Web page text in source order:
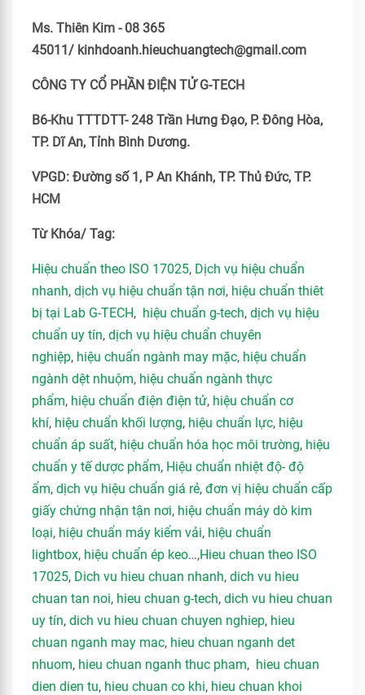
Ms. Thiên Kim - 08 365
45011/ kinhdoanh.hieuchuangtech@gmail.com
CÔNG TY CỔ PHẦN ĐIỆN TỬ G-TECH
B6-Khu TTTDTT- 248 Trần Hưng Đạo, P. Đông Hòa,
TP. Dĩ An, Tỉnh Bình Dương.
VPGD: Đường số 1, P An Khánh, TP. Thủ Đức, TP.
HCM
Từ Khóa/ Tag:
Hiệu chuẩn theo ISO 17025, Dịch vụ hiệu chuẩn
nhanh, dịch vụ hiệu chuẩn tận nơi, hiệu chuẩn thiêt
bị tại Lab G-TECH, hiệu chuẩn g-tech, dịch vụ hiệu
chuẩn uy tín, dịch vụ hiệu chuẩn chuyên
nghiệp, hiệu chuẩn ngành may mặc, hiệu chuẩn
ngành dệt nhuộm, hiệu chuẩn ngành thực
phẩm, hiệu chuẩn điện điện tử, hiệu chuẩn cơ
khí, hiệu chuẩn khối lượng, hiệu chuẩn lực, hiệu
chuẩn áp suất, hiệu chuẩn hóa học môi trường, hiệu
chuẩn y tế dược phẩm, Hiệu chuẩn nhiệt độ- độ
ẩm, dịch vụ hiệu chuẩn giá rẻ, đơn vị hiệu chuẩn cấp
giấy chứng nhận tận nơi, hiệu chuẩn máy dò kim
loại, hiệu chuẩn máy kiểm vải, hiệu chuẩn
lightbox, hiệu chuẩn ép keo…,Hieu chuan theo ISO
17025, Dich vu hieu chuan nhanh, dich vu hieu
chuan tan noi, hieu chuan g-tech, dich vu hieu chuan
uy tín, dich vu hieu chuan chuyen nghiep, hieu
chuan nganh may mac, hieu chuan nganh det
nhuom, hieu chuan nganh thuc pham, hieu chuan
dien dien tu, hieu chuan co khi, hieu chuan khoi